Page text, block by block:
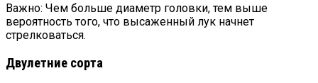
Важно: Чем больше диаметр головки, тем выше
вероятность того, что высаженный лук начнет
стрелковаться.
Двулетние сорта